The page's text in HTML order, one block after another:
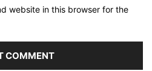
website in this browser for the